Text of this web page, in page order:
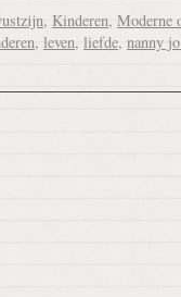
, Kinderen, Moderne
, leven, liefde, nanny